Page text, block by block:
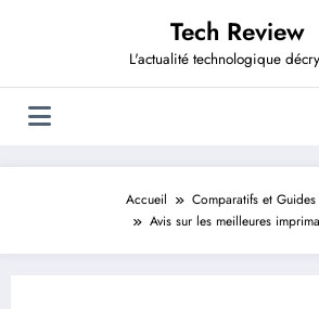
Tech Review
L'actualité technologique
Accueil
Comparatifs et
Avis sur les meilleures